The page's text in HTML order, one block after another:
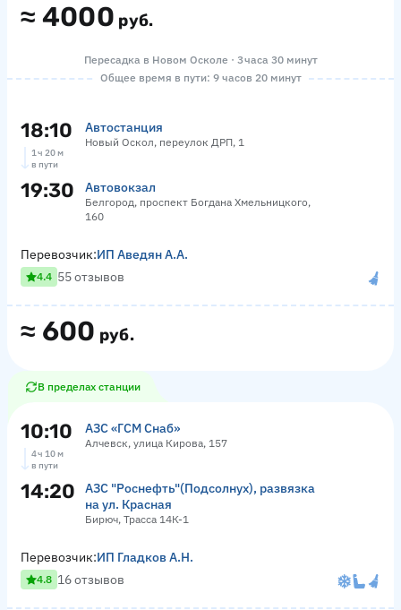
≈ 4000 руб.
Пересадка в Новом Осколе · 3 часа 30 минут
Общее время в пути: 9 часов 20 минут
18:10 Автостанция
Новый Оскол, переулок ДРП, 1
1 ч 20 м
в пути
19:30 Автовокзал
Белгород, проспект Богдана Хмельницкого,
160
≈ 600 руб.
Перевозчик:ИП Аведян А.А.
4.4 55 отзывов
В пределах станции
10:10 АЗС «ГСМ Снаб»
Алчевск, улица Кирова, 157
4 ч 10 м
в пути
14:20
АЗС "Роснефть"(Подсолнух), развязка
на ул. Красная
Бирюч, Трасса 14К-1
Перевозчик:ИП Гладков А.Н.
4.8 16 отзывов